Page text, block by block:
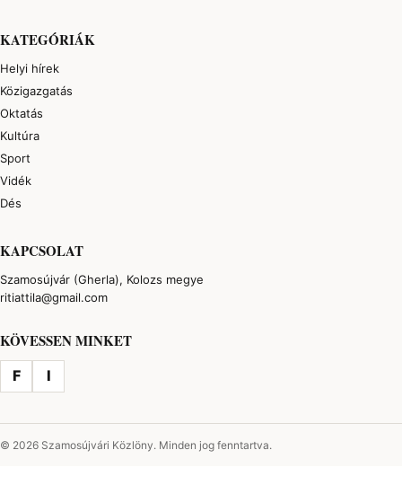
KATEGÓRIÁK
Helyi hírek
Közigazgatás
Oktatás
Kultúra
Sport
Vidék
Dés
KAPCSOLAT
Szamosújvár (Gherla), Kolozs megye
ritiattila@gmail.com
KÖVESSEN MINKET
F I
© 2026 Szamosújvári Közlöny. Minden jog fenntartva.